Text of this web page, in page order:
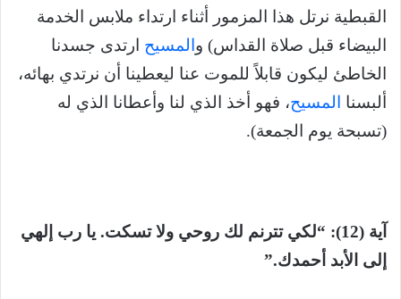
القبطية نرتل هذا المزمور أثناء ارتداء ملابس الخدمة
البيضاء قبل صلاة القداس) و المسيح ارتدى جسدنا
الخاطئ ليكون قابلاً للموت عنا ليعطينا أن نرتدي بهائه،
ألبسنا
المسيح، فهو أخذ الذي لنا وأعطانا الذي له
(تسبحة يوم الجمعة).
آية (12): “لكي تترنم لك روحي ولا تسكت. يا رب إلهي
إلى الأبد أحمدك.”